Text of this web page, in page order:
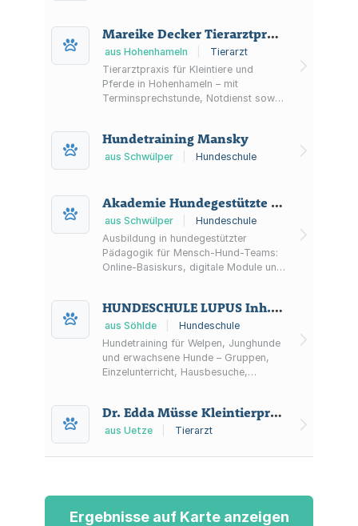
Mareike Decker Tierarztpraxis
aus Hohenhameln
Tierarzt
Tierarztpraxis für Kleintiere und
Pferde in Hohenhameln – mit
Terminsprechstunde, Notdienst sowie
Chiropraktik. Online-Terminbuchung
verfügbar.
Hundetraining Mansky
aus Schwülper Hundeschule
Akademie Hundegestützte Pädagogik & Organisationsentwicklung
aus Schwülper
Hundeschule
Ausbildung in hundegestützter
Pädagogik für Mensch-Hund-Teams:
Online-Basiskurs, digitale Module und
Einrichtungen in Niedersachsen.
HUNDESCHULE LUPUS Inh. Beatrix Krautwurst
aus Söhlde
Hundeschule
Hundetraining für Welpen, Junghunde
und erwachsene Hunde – Gruppen,
Einzelunterricht, Hausbesuche,
Lafferde.
Dr. Edda Müsse Kleintierpraxis
aus Uetze Tierarzt
Ergebnisse auf Karte anzeigen